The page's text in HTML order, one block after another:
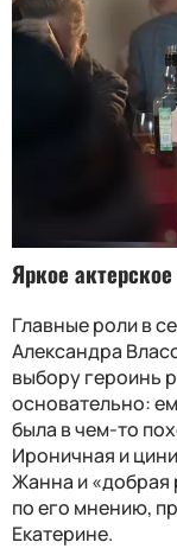
Яркое
Главные роли в
Александра
выбору героинь
основательно:
была в чем-то
Ироничная и
Жанна и «добрая
по его мнению,
Екатерине.